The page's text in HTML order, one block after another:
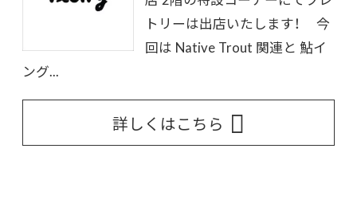
トリーは出店いたします！ 今
回は Native Trout 関連と 鮎イ
ング...
詳しくはこちら